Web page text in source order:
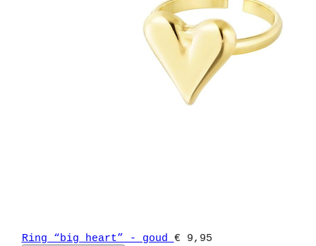
Ring “big heart” - goud € 9,95